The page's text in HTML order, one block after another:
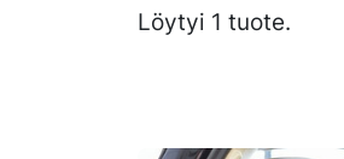
Löytyi 1 tuote.